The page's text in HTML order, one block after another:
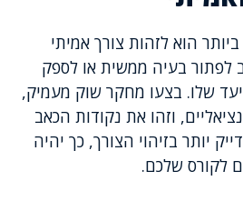
הוא לזהות צורך אמיתי
לפתור בעיה ממשית או לספק
שלו. בצעו מחקר שוק מעמיק,
וזהו את נקודות הכאב
יותר בזיהוי הצורך, כך יהיה
לקורס שלכם.